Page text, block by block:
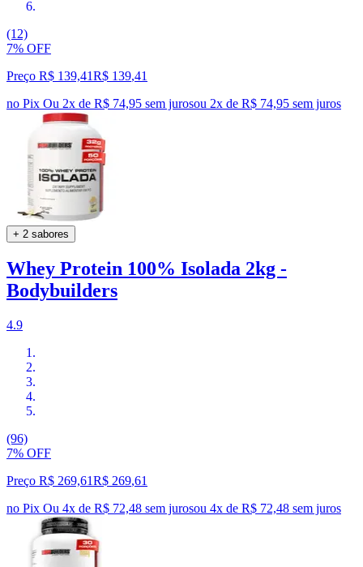
(12)
7% OFF
Preço R$ 139,41R$ 139,41
no Pix Ou 2x de R$ 74,95 sem jurosou 2x de R$ 74,95 sem juros
+ 2 sabores
Whey Protein 100% Isolada 2kg -
Bodybuilders
4.9
(96)
7% OFF
Preço R$ 269,61R$ 269,61
no Pix Ou 4x de R$ 72,48 sem jurosou 4x de R$ 72,48 sem juros